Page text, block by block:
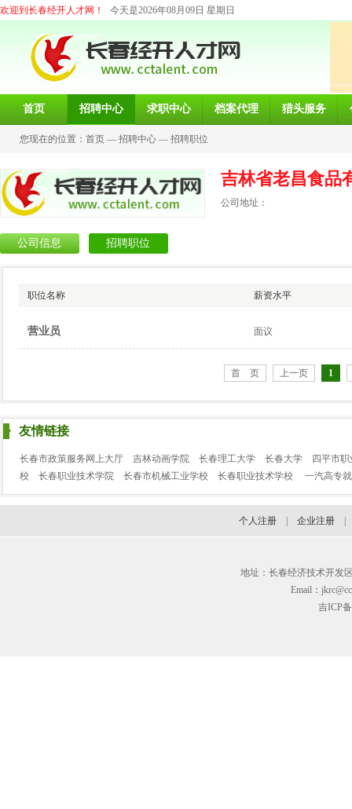
欢迎到长春经开人才网！ 今天是2026年08月09日 星期日
首页 招聘中心 求职中心 档案代理 猎头服务
您现在的位置： 首页 — 招聘中心 — 招聘职位
吉林省老昌食品
公司地址：
公司信息 招聘职位
职位名称 薪资水平
营业员 面议
首 页 上一页 1
友情链接
长春市政策服务网上大厅 吉林动画学院 长春理工大学 长春大学
四平市
校
长春职业技术学院 长春市机械工业学校 长春职业技术学校 一汽高专
个人注册 企业注册
地址：长春经济技术开发
Email：
吉ICP